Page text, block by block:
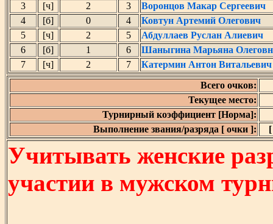
3
[ч] 2 3
Воронцов Макар Сергеевич
4
[б] 0 4
Ковтун Артемий Олегович
5
[ч] 2 5
Абдуллаев Руслан Алиевич
6
[б] 1 6
Шаныгина Марьяна
7
[ч] 2 7
Катермин Антон Витальевич
Всего очков:
Текущее место:
Турнирный коэффициент [Норма]:
Выполнение звания/разряда [ очки ]:
Учитывать женские
участии в мужском